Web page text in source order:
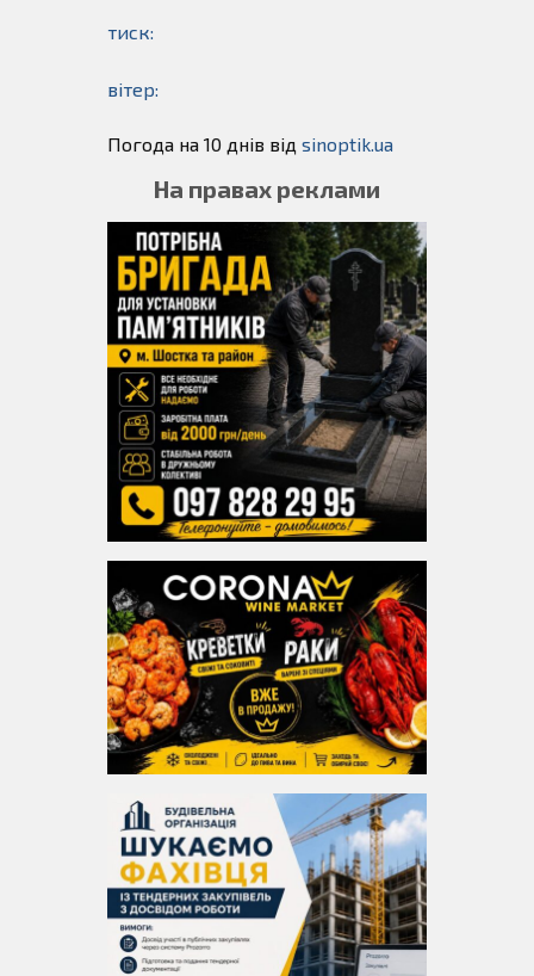
тиск:
вітер:
Погода на 10 днів від sinoptik.ua
На правах реклами